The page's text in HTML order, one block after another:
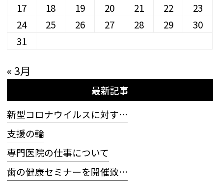
17
18 19 20 21 22
23
24
25 26 27 28 29
30
31
« 3月
最新記事
新型コロナウイルスに対す…
支援の輪
専門医院の仕事について
歯の健康セミナーを開催致…